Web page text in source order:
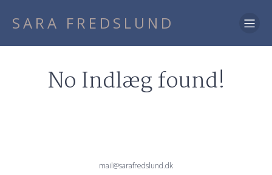
SARA FREDSLUND
No Indlæg found!
mail@sarafredslund.dk